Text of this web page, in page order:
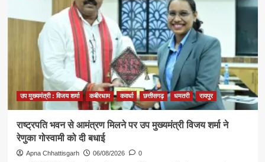
पास
की
मुख्यमंत्री
विजय
शर्मा
पहुंचकर
दी
बधाई
उप मुख्यमंत्री : विजय शर्मा कबीरधाम कवर्धा छत्तीसगढ़ धमतरी रायपुर
राष्ट्रपति भवन से आमंत्रण मिलने पर उप मुख्यमंत्री विजय शर्मा ने
रेणुका गोस्वामी को दी बधाई
Apna Chhattisgarh 06/08/2026 0